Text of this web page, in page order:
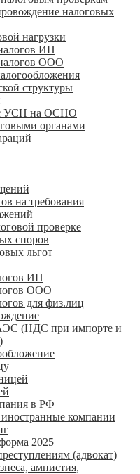
налоговых
нагрузки
ИП
ООО
структуры
с УСН на ОСНО
органами
на требования
проверке
споров
льгот
ИП
ООО
для физ.лиц
(НДС при импорте и
в РФ
компании
2025
(адвокат)
амнистия,